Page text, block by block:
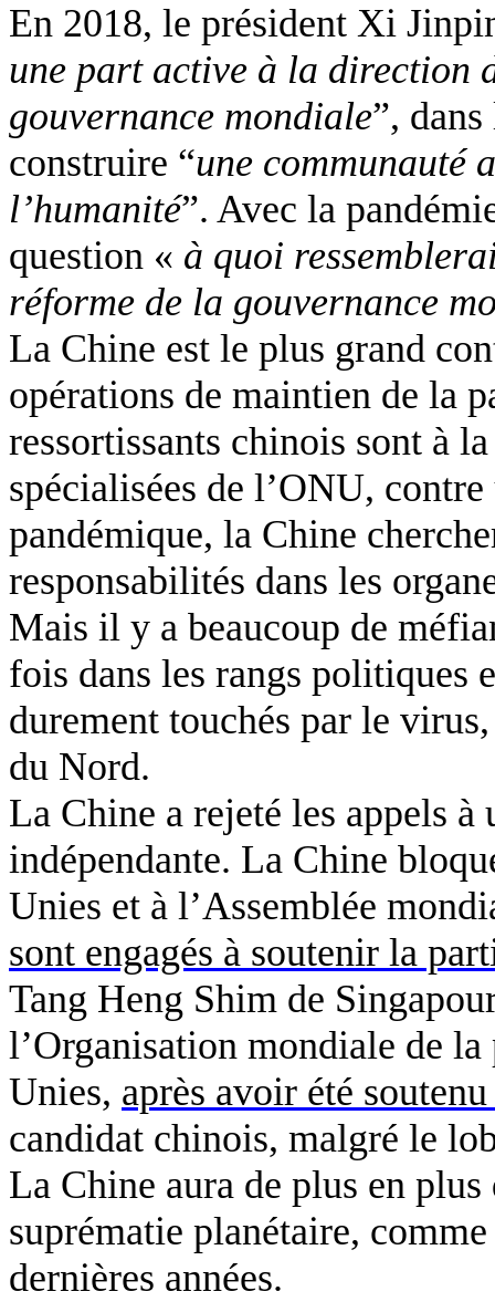
En 2018, le président Xi
une part active à la direction
gouvernance mondiale”,
construire “une communauté
l’humanité”. Avec la
question « à quoi
réforme de la gouvernance
La Chine est le plus grand
opérations de maintien de la
ressortissants chinois sont à
spécialisées de l’ONU,
pandémique, la Chine
responsabilités dans les
Mais il y a beaucoup de
fois dans les rangs politiques
durement touchés par le
du Nord.
La Chine a rejeté les appels
indépendante. La Chine
Unies et à l’Assemblée
sont engagés à soutenir la
Tang Heng Shim de
l’Organisation mondiale de
Unies, après avoir été
candidat chinois, malgré le
La Chine aura de plus en
suprématie planétaire,
dernières années.